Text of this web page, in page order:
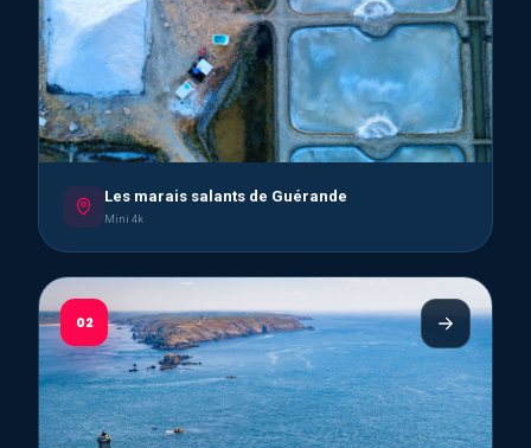
Les marais salants de Guérande
Mini 4k
02